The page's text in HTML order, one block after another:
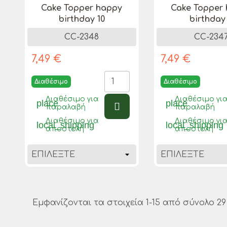
Cake Topper happy
birthday 10
CC-2348
7,49 €
Διαθέσιμο
place
Διαθέσιμο για
παραλαβή
local_shipping
Διαθέσιμο για
αποστολή
Cake Topper
birthday
CC-
7,49 €
Διαθέσιμο
place
Διαθέσιμο για
παραλαβή
local_shipping
Διαθέσιμο για
αποστολή
Εμφανίζονται τα στοιχεία 1-15 από σύνολο 29